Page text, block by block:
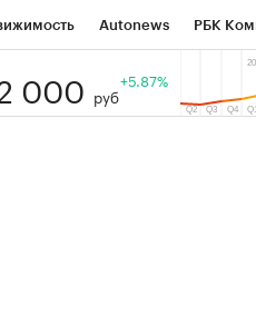
Autonews РБК
Тренды
000 руб
+5.87%